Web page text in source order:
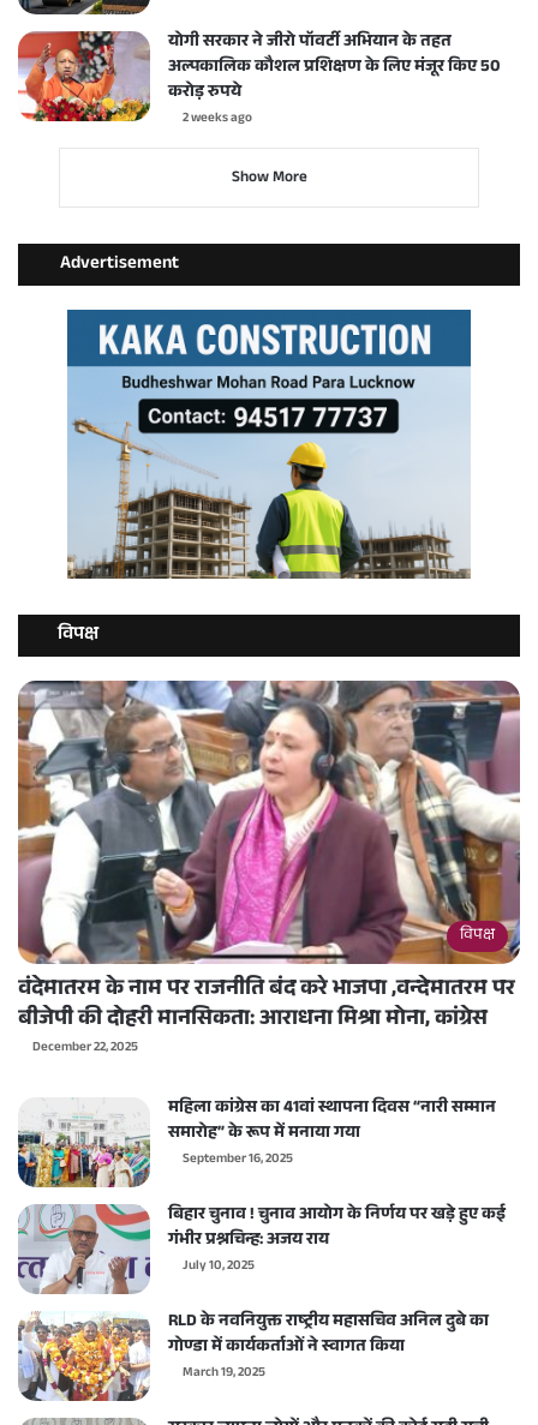
योगी सरकार ने जीरो पॉवर्टी अभियान के तहत
अल्पकालिक कौशल प्रशिक्षण के लिए मंजूर किए 50
करोड़ रुपये
2 weeks ago
Show More
Advertisement
विपक्ष
विपक्ष
वंदेमातरम के नाम पर राजनीति बंद करे भाजपा ,वन्देमातरम पर
बीजेपी की दोहरी मानसिकता: आराधना मिश्रा मोना, कांग्रेस
December 22, 2025
महिला कांग्रेस का 41वां स्थापना दिवस “नारी सम्मान
समारोह” के रूप में मनाया गया
September 16, 2025
बिहार चुनाव ! चुनाव आयोग के निर्णय पर खड़े हुए कई
गंभीर प्रश्नचिन्ह: अजय राय
July 10, 2025
RLD के नवनियुक्त राष्ट्रीय महासचिव अनिल दुबे का
गोण्डा में कार्यकर्ताओं ने स्वागत किया
March 19, 2025